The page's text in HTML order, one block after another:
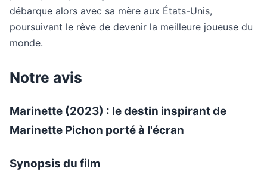
débarque alors avec sa mère aux États-Unis,
poursuivant le rêve de devenir la meilleure joueuse du
monde.
Notre avis
Marinette (2023) : le destin inspirant de
Marinette Pichon porté à l'écran
Synopsis du film